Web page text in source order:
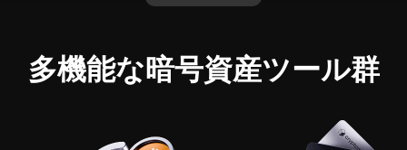
多機能な暗号資産ツール群